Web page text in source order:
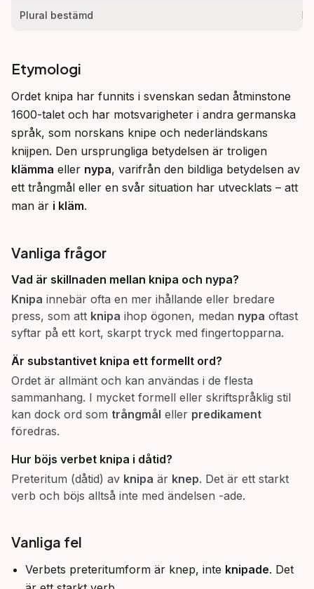
Plural bestämd
Etymologi
Ordet knipa har funnits i svenskan sedan åtminstone
1600-talet och har motsvarigheter i andra germanska
språk, som norskans knipe och nederländskans
klämma eller nypa, varifrån den bildliga betydelsen av
ett trångmål eller en svår situation har utvecklats – att
man är i kläm.
Vanliga frågor
Vad är skillnaden mellan knipa och nypa?
Knipa innebär ofta en mer ihållande eller bredare
press, som att knipa ihop ögonen, medan nypa oftast
syftar på ett kort, skarpt tryck med fingertopparna.
Är substantivet knipa ett formellt ord?
Ordet är allmänt och kan användas i de flesta
sammanhang. I mycket formell eller skriftspråklig stil
kan dock ord som trångmål eller predikament
föredras.
Hur böjs verbet knipa i dåtid?
Preteritum (dåtid) av knipa är knep. Det är ett starkt
verb och böjs alltså inte med ändelsen -ade.
Vanliga fel
Verbets preteritumform är knep, inte knipade. Det